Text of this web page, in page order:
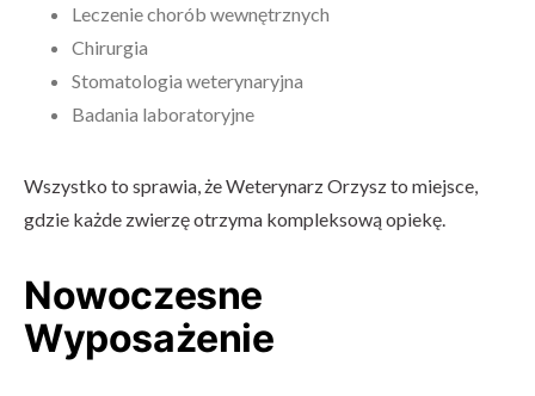
Leczenie chorób wewnętrznych
Chirurgia
Stomatologia weterynaryjna
Badania laboratoryjne
Wszystko to sprawia, że Weterynarz Orzysz to miejsce,
gdzie każde zwierzę otrzyma kompleksową opiekę.
Nowoczesne
Wyposażenie